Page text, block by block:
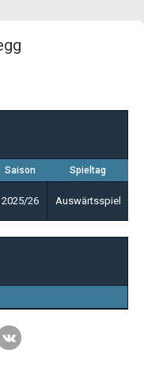
Saison Spieltag
2025/26 Auswärtsspiel